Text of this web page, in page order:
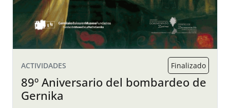
ACTIVIDADES Finalizado
89º Aniversario del bombardeo de
Gernika